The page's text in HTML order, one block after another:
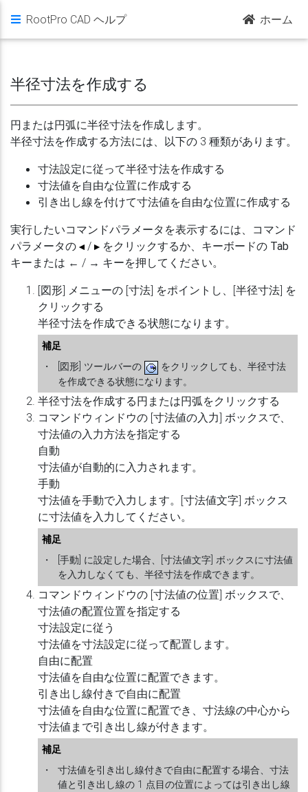
RootPro CAD ヘルプ ホーム
半径寸法を作成する
円または円弧に半径寸法を作成します。
半径寸法を作成する方法には、以下の 3 種類があります。
寸法設定に従って半径寸法を作成する
寸法値を自由な位置に作成する
引き出し線を付けて寸法値を自由な位置に作成する
実行したいコマンドパラメータを表示するには、コマンド
パラメータの
/ をクリックするか、キーボードの Tab
キーまたは ← / → キーを押してください。
[図形] メニューの [寸法] をポイントし、[半径寸法] を
クリックする
半径寸法を作成できる状態になります。
補足
・
[図形] ツールバーの
をクリックしても、半径寸法
を作成できる状態になります。
半径寸法を作成する円または円弧をクリックする
コマンドウィンドウの [寸法値の入力] ボックスで、
寸法値の入力方法を指定する
自動
寸法値が自動的に入力されます。
手動
寸法値を手動で入力します。[寸法値文字] ボックス
に寸法値を入力してください。
補足
・
[手動] に設定した場合、[寸法値文字] ボックスに寸法値
を入力しなくても、半径寸法を作成できます。
コマンドウィンドウの [寸法値の位置] ボックスで、
寸法値の配置位置を指定する
寸法設定に従う
寸法値を寸法設定に従って配置します。
自由に配置
寸法値を自由な位置に配置できます。
引き出し線付きで自由に配置
寸法値を自由な位置に配置でき、寸法線の中心から
寸法値まで引き出し線が付きます。
補足
・
寸法値を引き出し線付きで自由に配置する場合、寸法
値と引き出し線の 1 点目の位置によっては引き出し線